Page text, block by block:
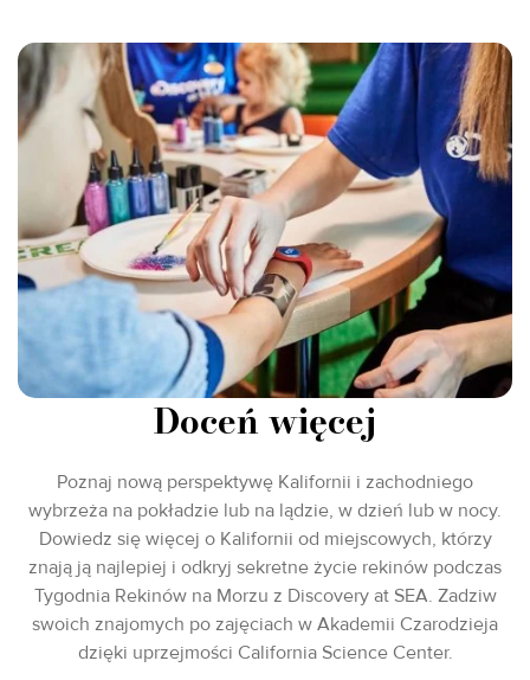
Doceń więcej
Poznaj nową perspektywę Kalifornii i zachodniego
wybrzeża na pokładzie lub na lądzie, w dzień lub w nocy.
Dowiedz się więcej o Kalifornii od miejscowych, którzy
znają ją najlepiej i odkryj sekretne życie rekinów podczas
Tygodnia Rekinów na Morzu z Discovery at SEA. Zadziw
swoich znajomych po zajęciach w Akademii Czarodzieja
dzięki uprzejmości California Science Center.